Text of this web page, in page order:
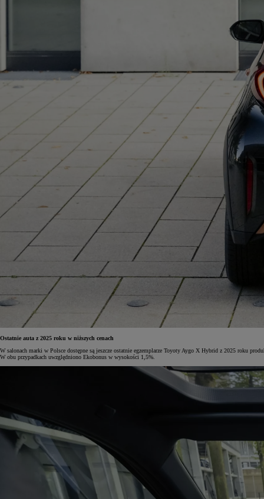
105 300 zł
Corolla Hatchback
HYBRID
Ostatnie auta z 2025 roku w niższych cenach
W salonach marki w Polsce dostępne są jeszcze ostatnie egzemplarze Toyoty Aygo X Hybrid z 2025 roku
W obu przypadkach uwzględniono Ekobonus w wysokości 1,5%.